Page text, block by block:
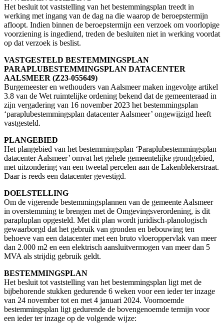
Het besluit tot vaststelling van het bestemmingsplan treedt in
werking met ingang van de dag na die waarop de beroepstermijn
afloopt. Indien binnen de beroepstermijn een verzoek om voorlopige
voorziening is ingediend, treden de besluiten niet in werking voordat
op dat verzoek is beslist.
VASTGESTELD BESTEMMINGSPLAN
PARAPLUBESTEMMINGSPLAN DATACENTER
AALSMEER (Z23-055649)
Burgemeester en wethouders van Aalsmeer maken ingevolge artikel
3.8 van de Wet ruimtelijke ordening bekend dat de gemeenteraad in
zijn vergadering van 16 november 2023 het bestemmingsplan
‘paraplubestemmingsplan datacenter Aalsmeer’ ongewijzigd heeft
vastgesteld.
PLANGEBIED
Het plangebied van het bestemmingsplan ‘Paraplubestemmingsplan
datacenter Aalsmeer’ omvat het gehele gemeentelijke grondgebied,
met uitzondering van een tweetal percelen aan de Lakenblekerstraat.
Daar is reeds een datacenter gevestigd.
DOELSTELLING
Om de vigerende bestemmingsplannen van de gemeente Aalsmeer
in overstemming te brengen met de Omgevingsverordening, is dit
parapluplan opgesteld. Met dit plan wordt juridisch-planologisch
gewaarborgd dat het gebruik van gronden en bebouwing ten
behoeve van een datacenter met een bruto vloeroppervlak van meer
dan 2.000 m2 en een elektrisch aansluitvermogen van meer dan 5
MVA als strijdig gebruik geldt.
BESTEMMINGSPLAN
Het besluit tot vaststelling van het bestemmingsplan ligt met de
bijbehorende stukken gedurende 6 weken voor een ieder ter inzage
van 24 november tot en met 4 januari 2024. Voornoemde
bestemmingsplan ligt gedurende de bovengenoemde termijn voor
een ieder ter inzage op de volgende wijze: